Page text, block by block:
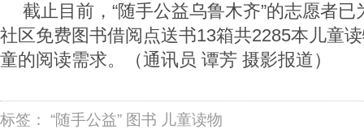
截止目前，“随手公益乌鲁木齐”的志愿者
社区免费图书借阅点送书13箱共2285本儿童
童的阅读需求。（通讯员 谭芳 摄影报道）
标签： “随手公益” 图书 儿童读物